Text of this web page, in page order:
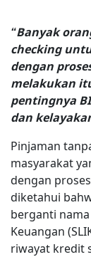
“Banyak
checking
dengan
melakukan
pentingnya
dan
Pinjaman
masyarakat
dengan
diketahui
berganti
Keuangan
riwayat kredit